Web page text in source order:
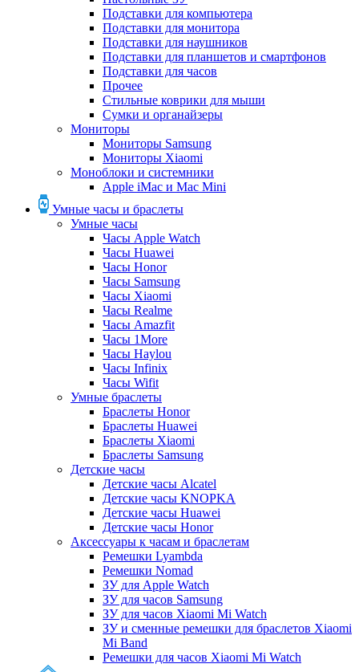
Подставки для компьютера
Подставки для монитора
Подставки для наушников
Подставки для планшетов и смартфонов
Подставки для часов
Прочее
Стильные коврики для мыши
Сумки и органайзеры
Мониторы
Мониторы Samsung
Мониторы Xiaomi
Моноблоки и системники
Apple iMac и Mac Mini
Умные часы и браслеты
Умные часы
Часы Apple Watch
Часы Huawei
Часы Honor
Часы Samsung
Часы Xiaomi
Часы Realme
Часы Amazfit
Часы 1More
Часы Haylou
Часы Infinix
Часы Wifit
Умные браслеты
Браслеты Honor
Браслеты Huawei
Браслеты Xiaomi
Браслеты Samsung
Детские часы
Детские часы Alcatel
Детские часы KNOPKA
Детские часы Huawei
Детские часы Honor
Аксессуары к часам и браслетам
Ремешки Lyambda
Ремешки Nomad
ЗУ для Apple Watch
ЗУ для часов Samsung
ЗУ для часов Xiaomi Mi Watch
ЗУ и сменные ремешки для браслетов Xiaomi
Mi Band
Ремешки для часов Xiaomi Mi Watch